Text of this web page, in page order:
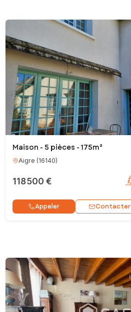
Maison - 5 pièces - 175m²
Aigre (16140)
118 500 €
Appeler Contacter